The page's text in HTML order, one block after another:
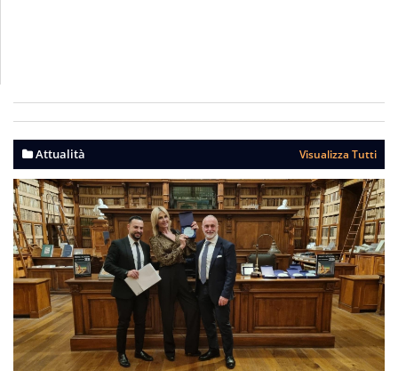
Attualità Visualizza Tutti